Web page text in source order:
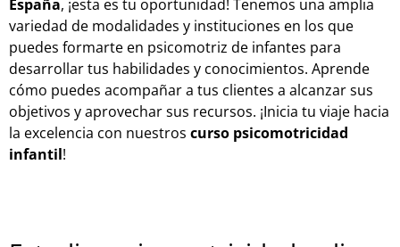
España, ¡esta es tu oportunidad! Tenemos una amplia
variedad de modalidades y instituciones en los que
puedes formarte en psicomotriz de infantes para
desarrollar tus habilidades y conocimientos. Aprende
cómo puedes acompañar a tus clientes a alcanzar sus
objetivos y aprovechar sus recursos. ¡Inicia tu viaje hacia
la excelencia con nuestros curso psicomotricidad
infantil!